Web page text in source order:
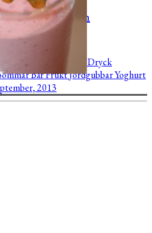
jordgubbar och
Frukost
Dryck
BärFruktJordgubbarYoghurt
2013